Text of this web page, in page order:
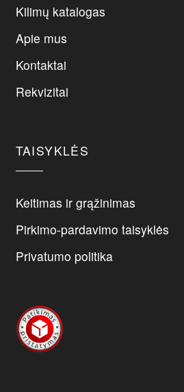
The
page
Kilimų katalogas
Apie mus
Kontaktai
Rekvizitai
TAISYKLĖS
Keitimas ir grąžinimas
Pirkimo-pardavimo taisyklės
Privatumo politika